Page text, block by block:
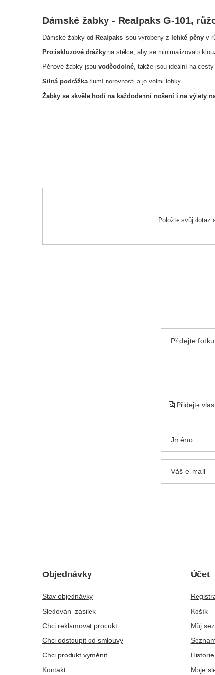
Dámské žabky - Realpaks G-101,
Dámské žabky od Realpaks jsou vyrobeny z lehké pěny v
Protiskluzové drážky na stélce, aby se minimalizovalo
Pěnové žabky jsou voděodolné , takže jsou ideální na
Silná podrážka tlumí nerovnosti a je velmi lehký.
Žabky se skvěle hodí na každodenní nošení i na výlety
Položte svůj dotaz
Přidejte fotku
Přidejte
Jméno
Váš e-mail
Objednávky
Stav objednávky
Sledování zásilek
Chci reklamovat produkt
Chci odstoupit od smlouvy
Chci produkt vyměnit
Kontakt
Účet
Košík
Můj
Moje